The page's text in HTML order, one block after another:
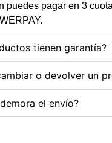
puedes pagar en 3
tienen garantía?
o devolver un
el envío?